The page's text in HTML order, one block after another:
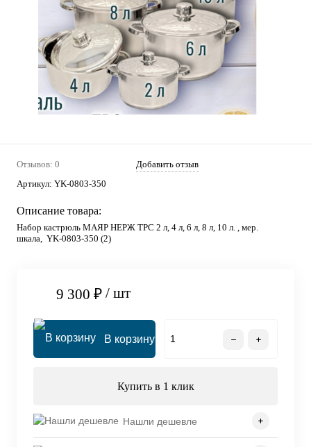
Отзывов: 0
Добавить отзыв
Артикул: YK-0803-350
Описание товара:
Набор кастрюль МАЯР НЕРЖ ТРС 2 л, 4 л, 6 л, 8 л, 10 л. , мер.
шкала, YK-0803-350 (2)
9 300 ₽ / шт
В корзину
Купить в 1 клик
Нашли дешевле